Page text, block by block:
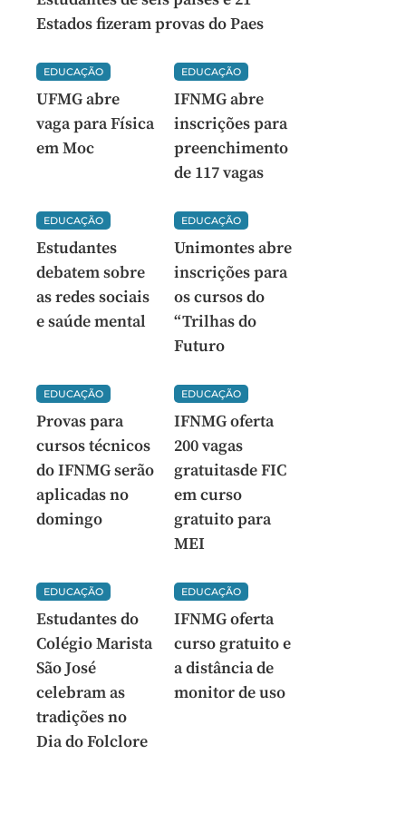
Estados fizeram provas do Paes
EDUCAÇÃO
UFMG abre
vaga para Física
em Moc
EDUCAÇÃO
IFNMG abre
inscrições para
preenchimento
de 117 vagas
EDUCAÇÃO
Estudantes
debatem sobre
as redes sociais
e saúde mental
EDUCAÇÃO
Unimontes abre
inscrições para
os cursos do
“Trilhas do
Futuro
EDUCAÇÃO
Provas para
cursos técnicos
do IFNMG serão
aplicadas no
domingo
EDUCAÇÃO
IFNMG oferta
200 vagas
gratuitasde FIC
em curso
gratuito para
MEI
EDUCAÇÃO
Estudantes do
Colégio Marista
São José
celebram as
tradições no
Dia do Folclore
EDUCAÇÃO
IFNMG oferta
curso gratuito e
a distância de
monitor de uso